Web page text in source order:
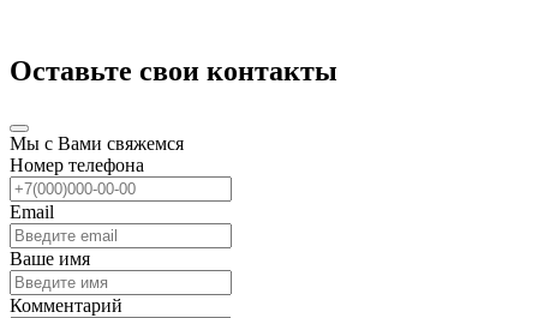
Оставьте свои контакты
Мы с Вами свяжемся
Номер телефона
Email
Ваше имя
Комментарий